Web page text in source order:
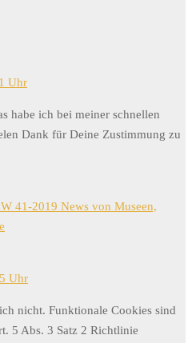
Uhr
habe ich bei meiner schnellen
Dank für Deine Zustimmung zu
41-2019 News von Museen,
Uhr
nicht. Funktionale Cookies sind
5 Abs. 3 Satz 2 Richtlinie